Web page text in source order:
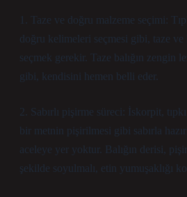
1. Taze ve doğru malzeme seçimi:
doğru kelimeleri seçmesi gibi, taze
seçmek gerekir. Taze balığın zengin
gibi, kendisini hemen belli eder.
2. Sabırlı pişirme süreci: İskorpit,
bir metnin pişirilmesi gibi sabırla
aceleye yer yoktur. Balığın derisi,
şekilde soyulmalı, etin yumuşaklığı